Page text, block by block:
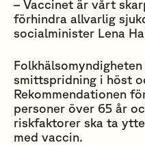
– Vaccinet är vårt
förhindra allvarlig
socialminister Lena
smittspridning i höst
Rekommendationen
personer över 65 år
riskfaktorer ska ta
med vaccin.